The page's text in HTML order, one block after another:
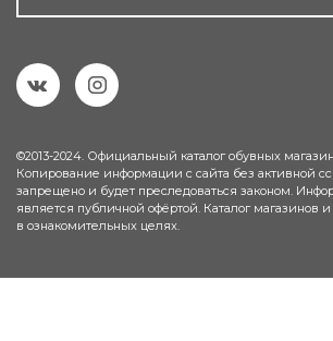
©2013-2024. Официальный каталог обувных
Копирование информации с сайта без активной
запрещено и будет преследоваться законом.
является публичной офёртой. Каталог магазинов
в ознакомительных целях.